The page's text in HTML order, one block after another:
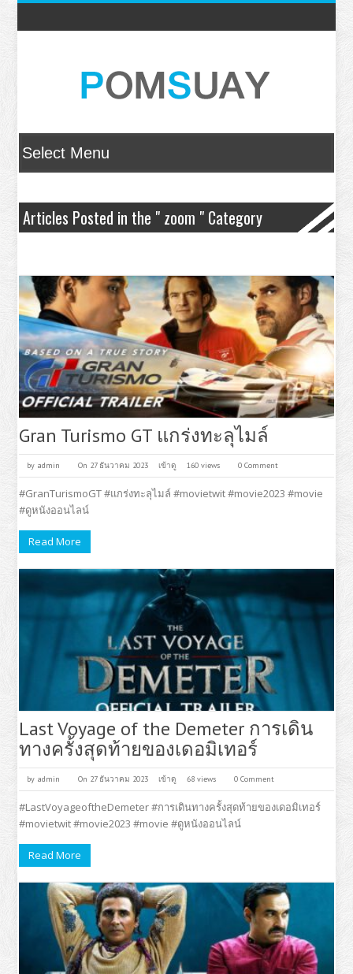
Articles Posted in the " zoom " Category
Gran Turismo GT แกร่งทะลุไมล์
by admin On 27 ธันวาคม 2023 เข้าดู 160 views 0 Comment
#GranTurismoGT #แกร่งทะลุไมล์ #movietwit #movie2023 #movie
#ดูหนังออนไลน์
Read More
Last Voyage of the Demeter การเดิน
ทางครั้งสุดท้ายของเดอมิเทอร์
by admin On 27 ธันวาคม 2023 เข้าดู 68 views 0 Comment
#LastVoyageoftheDemeter #การเดินทางครั้งสุดท้ายของเดอมิเทอร์
#movietwit #movie2023 #movie #ดูหนังออนไลน์
Read More